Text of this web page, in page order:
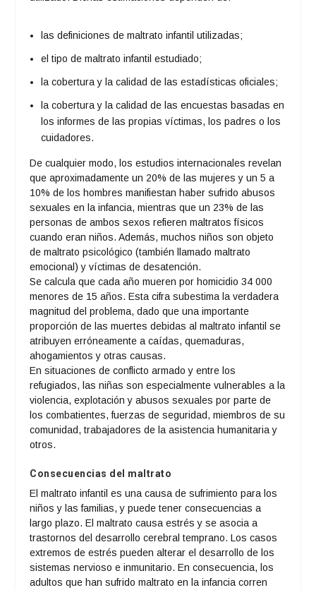
las definiciones de maltrato infantil utilizadas;
el tipo de maltrato infantil estudiado;
la cobertura y la calidad de las estadísticas oficiales;
la cobertura y la calidad de las encuestas basadas en
los informes de las propias víctimas, los padres o los
cuidadores.
De cualquier modo, los estudios internacionales revelan
que aproximadamente un 20% de las mujeres y un 5 a
10% de los hombres manifiestan haber sufrido abusos
sexuales en la infancia, mientras que un 23% de las
personas de ambos sexos refieren maltratos físicos
cuando eran niños. Además, muchos niños son objeto
de maltrato psicológico (también llamado maltrato
emocional) y víctimas de desatención.
Se calcula que cada año mueren por homicidio 34 000
menores de 15 años. Esta cifra subestima la verdadera
magnitud del problema, dado que una importante
proporción de las muertes debidas al maltrato infantil se
atribuyen erróneamente a caídas, quemaduras,
ahogamientos y otras causas.
En situaciones de conflicto armado y entre los
refugiados, las niñas son especialmente vulnerables a la
violencia, explotación y abusos sexuales por parte de
los combatientes, fuerzas de seguridad, miembros de su
comunidad, trabajadores de la asistencia humanitaria y
otros.
Consecuencias del maltrato
El maltrato infantil es una causa de sufrimiento para los
niños y las familias, y puede tener consecuencias a
largo plazo. El maltrato causa estrés y se asocia a
trastornos del desarrollo cerebral temprano. Los casos
extremos de estrés pueden alterar el desarrollo de los
sistemas nervioso e inmunitario. En consecuencia, los
adultos que han sufrido maltrato en la infancia corren